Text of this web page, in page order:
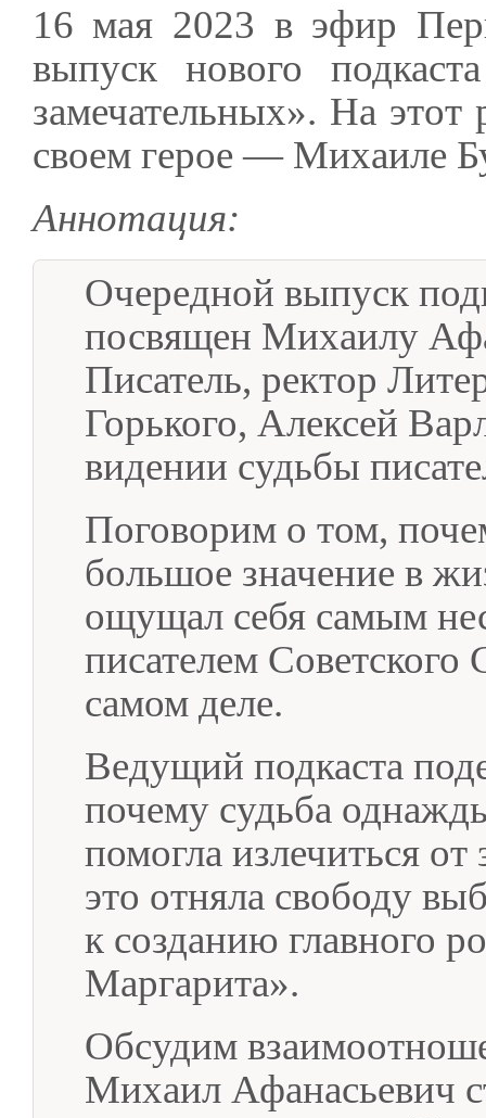
16 мая 2023 в эфир
выпуск нового
замечательных». На этот
своем герое — Михаиле
Аннотация:
Очередной выпуск
посвящен Михаилу
Писатель, ректор
Горького, Алексей
видении судьбы
Поговорим о том,
большое значение в
ощущал себя самым
писателем
самом деле.
Ведущий подкаста
почему судьба
помогла излечиться
это отняла свободу
к созданию главного
Маргарита».
Обсудим
Михаил Афанасьевич